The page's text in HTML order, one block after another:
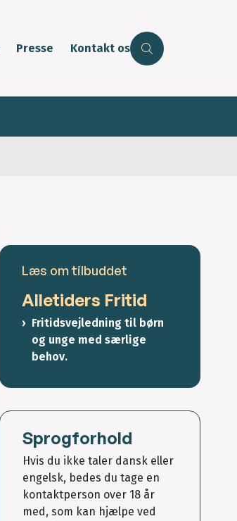
Presse Kontakt os
Læs om tilbuddet
Alletiders Fritid
Fritidsvejledning til børn
og unge med særlige
behov.
Sprogforhold
Hvis du ikke taler dansk eller
engelsk, bedes du tage en
kontaktperson over 18 år
med, som kan hjælpe ved